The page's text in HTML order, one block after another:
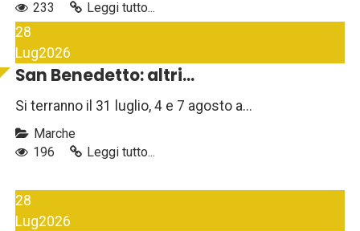
233
Leggi tutto...
28
Lug2026
San Benedetto: altri...
Si terranno il 31 luglio, 4 e 7 agosto a...
Marche
196
Leggi tutto...
28
Lug2026